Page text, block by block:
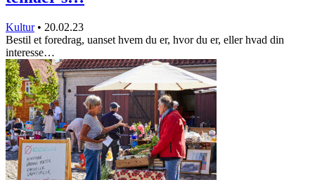
Kultur • 20.02.23
Bestil et foredrag, uanset hvem du er, hvor du er, eller hvad din
interesse…